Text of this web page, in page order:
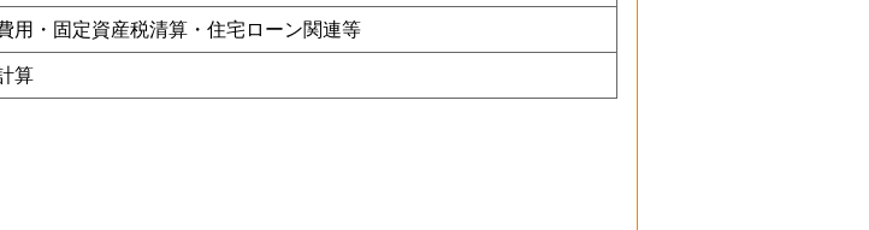
用・固定資産税清算・住宅ローン関連等
算